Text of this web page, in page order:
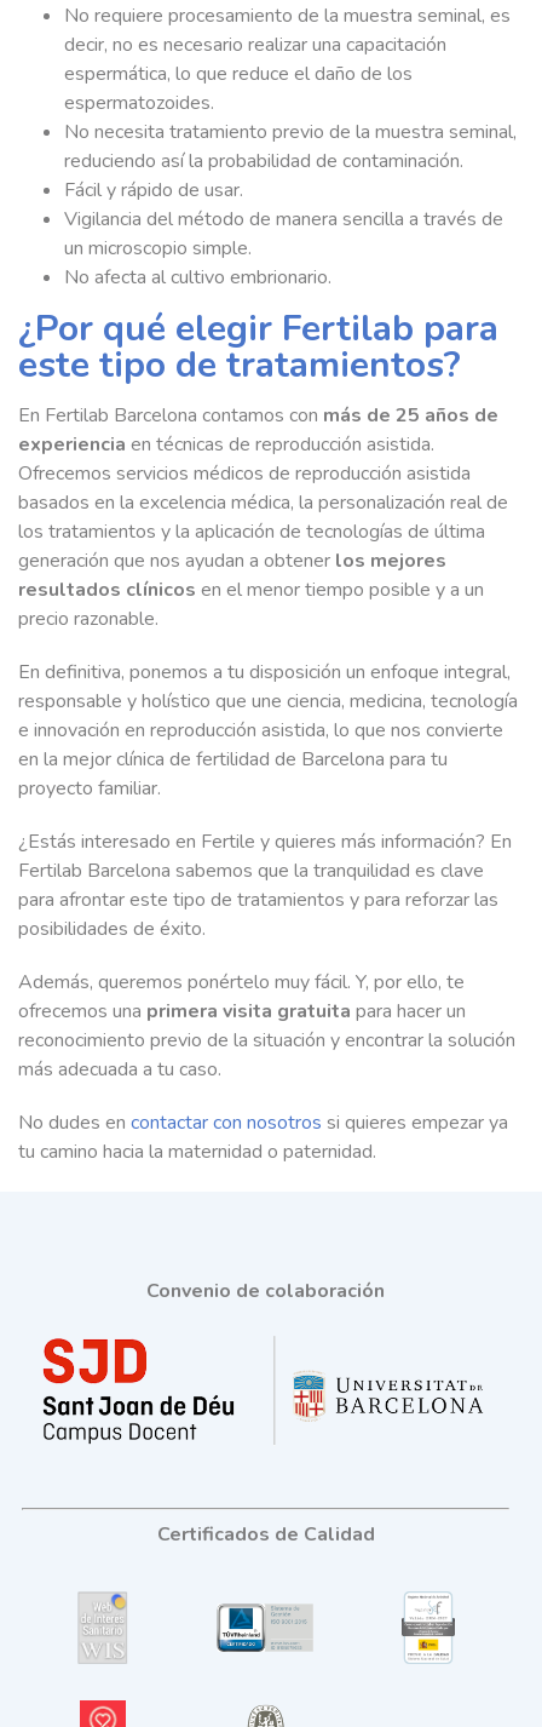
No requiere procesamiento de la muestra seminal, es
decir, no es necesario realizar una capacitación
espermática, lo que reduce el daño de los
espermatozoides.
No necesita tratamiento previo de la muestra seminal,
reduciendo así la probabilidad de contaminación.
Fácil y rápido de usar.
Vigilancia del método de manera sencilla a través de
un microscopio simple.
No afecta al cultivo embrionario.
¿Por qué elegir Fertilab para
este tipo de tratamientos?
En Fertilab Barcelona contamos con más de 25 años de
experiencia en técnicas de reproducción asistida.
Ofrecemos servicios médicos de reproducción asistida
basados en la excelencia médica, la personalización real de
los tratamientos y la aplicación de tecnologías de última
generación que nos ayudan a obtener los mejores
resultados clínicos en el menor tiempo posible y a un
precio razonable.
En definitiva, ponemos a tu disposición un enfoque integral,
responsable y holístico que une ciencia, medicina, tecnología
e innovación en reproducción asistida, lo que nos convierte
en la mejor clínica de fertilidad de Barcelona para tu
proyecto familiar.
¿Estás interesado en Fertile y quieres más información? En
Fertilab Barcelona sabemos que la tranquilidad es clave
para afrontar este tipo de tratamientos y para reforzar las
posibilidades de éxito.
Además, queremos ponértelo muy fácil. Y, por ello, te
ofrecemos una primera visita gratuita para hacer un
reconocimiento previo de la situación y encontrar la solución
más adecuada a tu caso.
No dudes en contactar con nosotros si quieres empezar ya
tu camino hacia la maternidad o paternidad.
Convenio de colaboración
Certificados de Calidad